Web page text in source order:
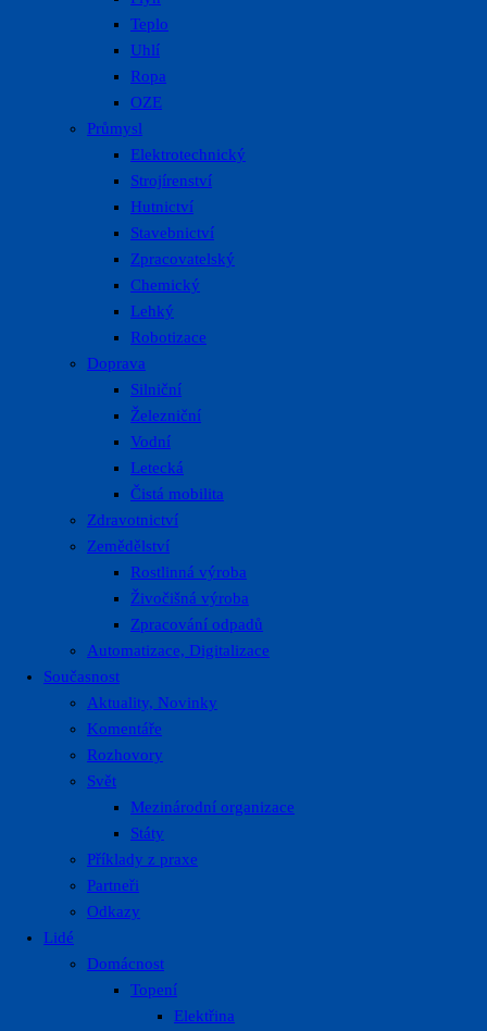
Teplo
Uhlí
Ropa
OZE
Průmysl
Elektrotechnický
Strojírenství
Hutnictví
Stavebnictví
Zpracovatelský
Chemický
Lehký
Robotizace
Doprava
Silniční
Železniční
Vodní
Letecká
Čistá mobilita
Zdravotnictví
Zemědělství
Rostlinná výroba
Živočišná výroba
Zpracování odpadů
Automatizace, Digitalizace
Současnost
Aktuality, Novinky
Komentáře
Rozhovory
Svět
Mezinárodní organizace
Státy
Příklady z praxe
Partneři
Odkazy
Lidé
Domácnost
Topení
Elektřina